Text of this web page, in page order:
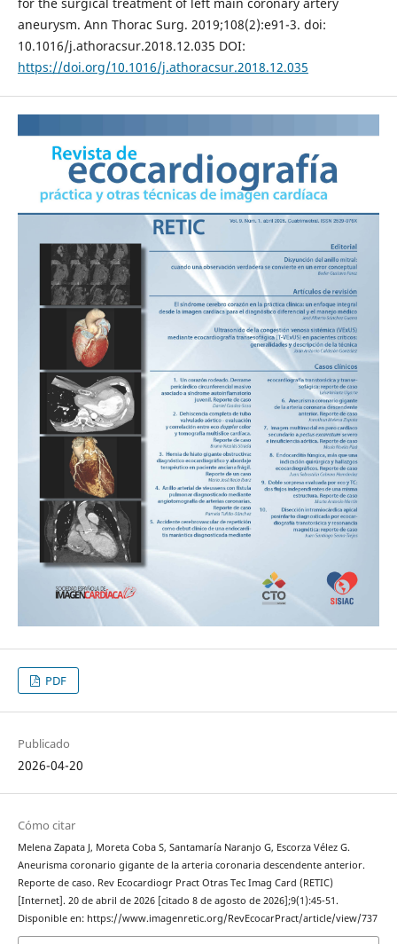
for the surgical treatment of left main coronary artery
aneurysm. Ann Thorac Surg. 2019;108(2):e91-3. doi:
10.1016/j.athoracsur.2018.12.035 DOI:
https://doi.org/10.1016/j.athoracsur.2018.12.035
PDF
Publicado
2026-04-20
Cómo citar
Melena Zapata J, Moreta Coba S, Santamaría Naranjo G, Escorza Vélez G.
Aneurisma coronario gigante de la arteria coronaria descendente anterior.
Reporte de caso. Rev Ecocardiogr Pract Otras Tec Imag Card (RETIC)
[Internet]. 20 de abril de 2026 [citado 8 de agosto de 2026];9(1):45-51.
Disponible en: https://www.imagenretic.org/RevEcocarPract/article/view/737